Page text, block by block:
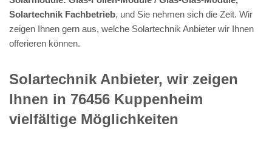
Solartechnik Fachbetrieb, und Sie nehmen sich die Zeit. Wir
zeigen Ihnen gern aus, welche Solartechnik Anbieter wir Ihnen
offerieren können.
Solartechnik Anbieter, wir zeigen
Ihnen in 76456 Kuppenheim
vielfältige Möglichkeiten